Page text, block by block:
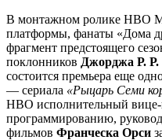
В монтажном ролике HBO
платформы, фанаты «Дома
фрагмент предстоящего
поклонников Джорджа Р.
состоится премьера еще
— сериала «Рыцарь Семи
HBO исполнительный вице-
программированию,
фильмов Франческа Орси